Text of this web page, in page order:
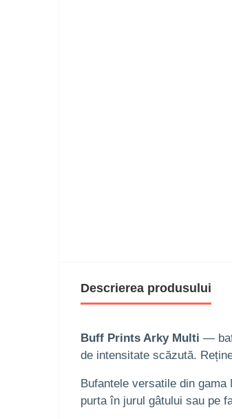
Descrierea produsului
Buff Prints Arky Multi —
de intensitate scăzută.
Bufantele versatile din
purta în jurul gâtului sau pe